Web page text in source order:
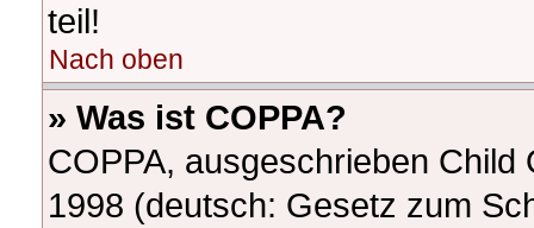
teil!
Nach oben
» Was ist COPPA?
COPPA, ausgeschrieben
1998 (deutsch: Gesetz zum